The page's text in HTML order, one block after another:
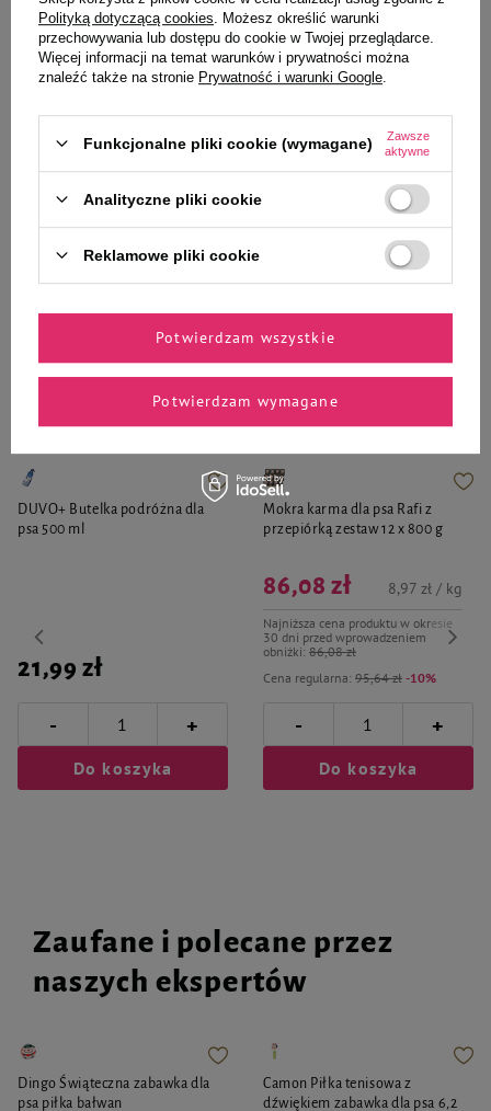
4,99 zł
Najniższa cena produktu w okresie
30 dni przed wprowadzeniem
obniżki:6,99 zł -28%
- +
Do koszyka
4,99 zł
Najniższa cena produktu w okresie
30 dni przed wprowadzeniem
obniżki:6,99 zł -28%
-
Do koszyka
Wybrane specjalnie dla
Ciebie i Twojego czworonoga
DUVO+ Butelka podróżna dla
psa 500 ml
21,99 zł
- +
Do koszyka
Mokra karma dla psa Rafi z
przepiórką zestaw 12 x 800 g
Cena regularna: 95,64 zł -10%
86,08 zł
Najniższa cena produktu w okresie
30 dni przed wprowadzeniem
obniżki: 86,08 zł
8,97 zł / kg
- +
Do koszyka
Zaufane i polecane przez
naszych ekspertów
Dingo Świąteczna zabawka dla
psa piłka bałwan
Camon Piłka tenisowa z
dźwiękiem zabawka dla psa 6,2
Polityką dotyczącą cookies . Możesz określić warunki
przechowywania lub dostępu do cookie w Twojej przeglądarce.
Więcej informacji na temat warunków i prywatności można
znaleźć także na stronie Prywatność i warunki Google
Funkcjonalne pliki cookie (wymagane)
Zawsze
aktywne
Analityczne pliki cookie
Reklamowe pliki cookie
Potwierdzam wymagane
Potwierdzam wszystkie